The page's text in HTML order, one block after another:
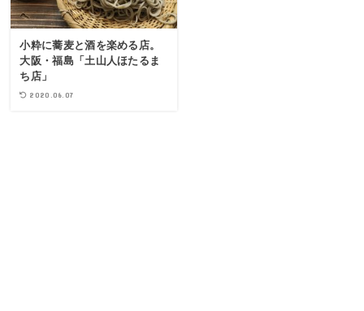
小粋に蕎麦と酒を楽める店。
大阪・福島「土山人ほたるま
ち店」
2020.06.07